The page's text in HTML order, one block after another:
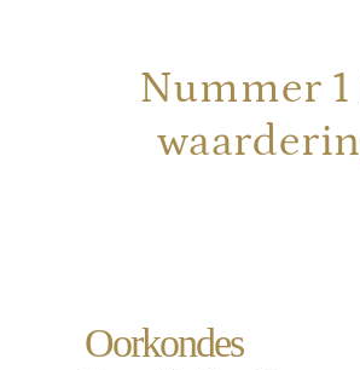
Nummer
Oorkondes